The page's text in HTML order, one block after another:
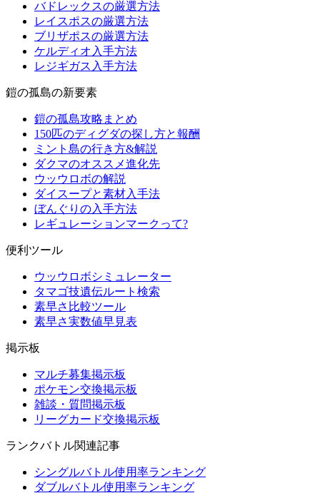
バドレックスの厳選方法
レイスポスの厳選方法
ブリザポスの厳選方法
ケルディオ入手方法
レジギガス入手方法
鎧の孤島の新要素
鎧の孤島攻略まとめ
150匹のディグダの探し方と報酬
ミント島の行き方&解説
ダクマのオススメ進化先
ウッウロボの解説
ダイスープと素材入手法
ぼんぐりの入手方法
レギュレーションマークって?
便利ツール
ウッウロボシミュレーター
タマゴ技遺伝ルート検索
素早さ比較ツール
素早さ実数値早見表
掲示板
マルチ募集掲示板
ポケモン交換掲示板
雑談・質問掲示板
リーグカード交換掲示板
ランクバトル関連記事
シングルバトル使用率ランキング
ダブルバトル使用率ランキング